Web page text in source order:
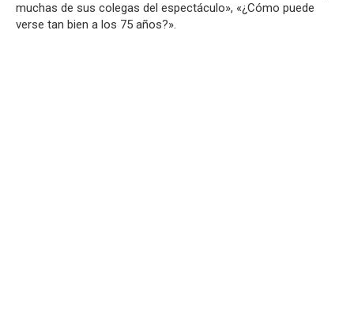
muchas de sus colegas del espectáculo», «¿Cómo puede
verse tan bien a los 75 años?».